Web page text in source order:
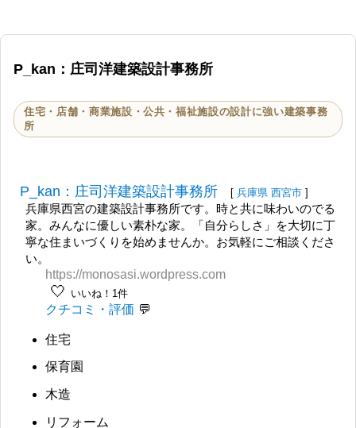
P_kan：庄司洋建築設計事務所
住宅・店舗・商業施設・公共・福祉施設の設計に強い建築事務
所
P_kan：庄司洋建築設計事務所 [ 兵庫県 西宮市 ]
兵庫県西宮の建築設計事務所です。時と共に味わいのでる
家。みんなに優しい素朴な家。「自分らしさ」を大切に丁
寧な住まいづくりを始めませんか。お気軽にご相談くださ
い。
https://monosasi.wordpress.com
🤍 いいね！1件
クチコミ・評価
住宅
保育園
木造
リフォーム